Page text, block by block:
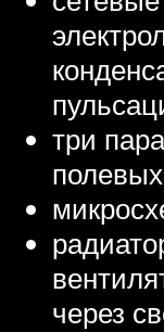
три
через